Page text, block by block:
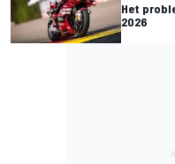
Het
2026